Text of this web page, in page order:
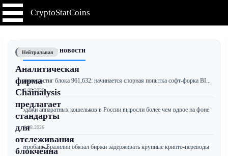
CryptoStatCoins
Нейтральная
Аналитическая
фирма
Chainalysis
предлагает
стандарты
для
отслеживания
блокчейна
📰 Последние новости
Биткоин достиг блока 961,632: начинается спорная попытка софт-форка BI...
📅 08.08.2026
Продажи аппаратных кошельков в России выросли более чем вдвое на фоне
...
📅 08.08.2026
Центробанк Бразилии обязал биржи задерживать крупные крипто-переводы